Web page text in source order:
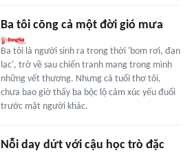
Ba tôi cõng cả một đời gió mưa
Ba tôi là người sinh ra trong thời 'bom rơi, đạn
lạc', trở về sau chiến tranh mang trong mình
những vết thương. Nhưng cả tuổi thơ tôi,
chưa bao giờ thấy ba bộc lộ cảm xúc yếu đuối
trước mặt người khác.
Nỗi day dứt với cậu học trò đặc